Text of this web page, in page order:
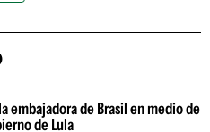
embajadora de Brasil en medio de
de Lula